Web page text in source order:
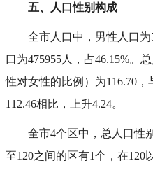
五、人口性别构成
全市人口中，男性人口为
口为475955人，占46.15%。
性对女性的比例）为116.70
112.46相比，上升4.24。
全市4个区中，总人口性
至120之间的区有1个，在120